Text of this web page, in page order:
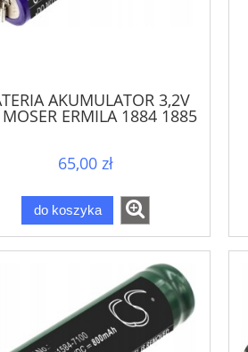
AKUMULATOR 3,2V
ERMILA 1884 1885
65,00 zł
do koszyka